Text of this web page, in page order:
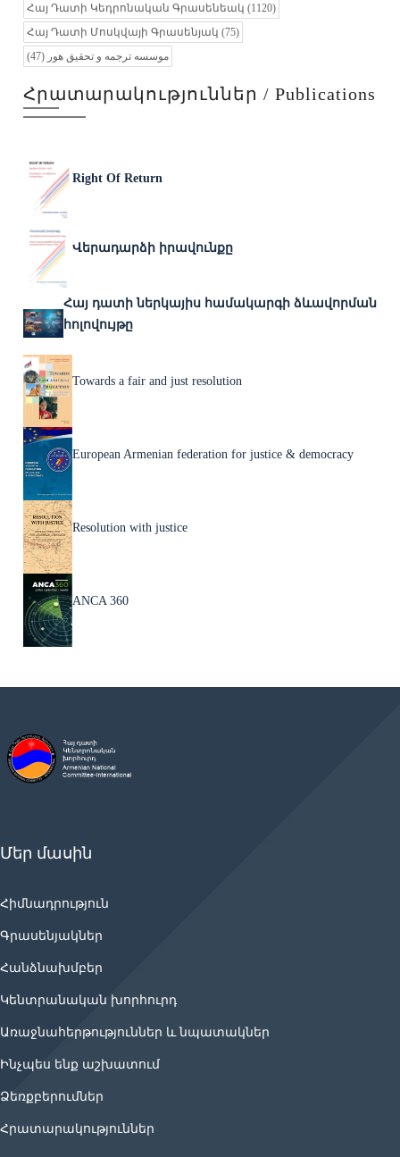
Հայ Դատի Կեդրոնական Գրասենեակ (1120)
Հայ Դատի Մոսկվայի Գրասենյակ (75)
موسسه ترجمه و تحقیق هور (47)
Հրատարակություններ / Publications
Right Of Return
Վերադարձի իրավունքը
Հայ դատի ներկայիս համակարգի ձևավորման
հոլովույթը
Towards a fair and just resolution
European Armenian federation for justice & democracy
Resolution with justice
ANCA 360
Մեր մասին
Հիմնադրություն
Գրասենյակներ
Հանձնախմբեր
Կենտրանական խորհուրդ
Առաջնահերթություններ և նպատակներ
Ինչպես ենք աշխատում
Ձեռքբերումներ
Հրատարակություններ